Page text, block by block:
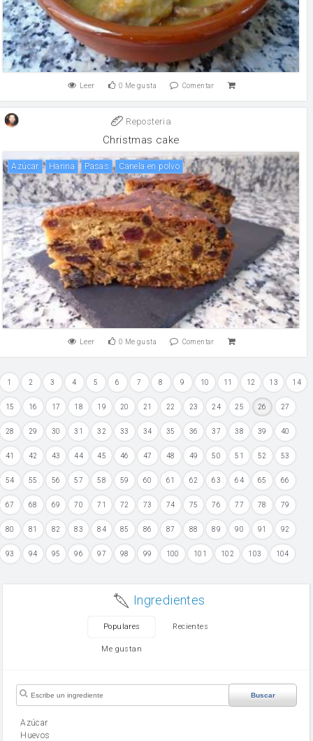
Leer 0 Me gusta Comentar
Reposteria
Christmas cake
Azúcar harina pasas canela en polvo
Leer 0 Me gusta Comentar
1 2 3 4 5 6 7 8 9 10 11 12 13 14
15 16 17 18 19 20 21 22 23 24 25 26 27
28 29 30 31 32 33 34 35 36 37 38 39 40
41 42 43 44 45 46 47 48 49 50 51 52 53
54 55 56 57 58 59 60 61 62 63 64 65 66
67 68 69 70 71 72 73 74 75 76 77 78 79
80 81 82 83 84 85 86 87 88 89 90 91 92
93 94 95 96 97 98 99 100 101 102 103 104
Ingredientes
Populares Recientes
Me gustan
Buscar
Azúcar
huevos